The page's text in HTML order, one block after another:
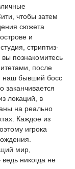
чтобы затем
сюжета
и
стриптиз-
познакомитесь
после
наш бывший босс
заканчивается
локаций, в
на реально
Каждое из
игрока
мир,
никогда не